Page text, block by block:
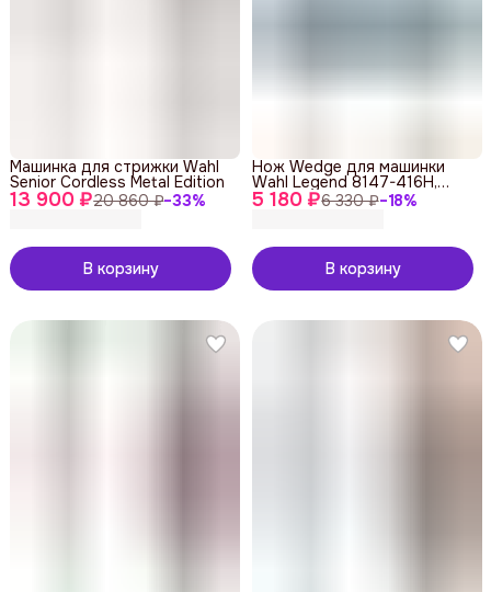
13 900 ₽20 860 ₽−33%
Машинка для стрижки Wahl
Senior Cordless Metal Edition
В корзину
5 180 ₽6 330 ₽−18%
Нож Wedge для машинки
Wahl Legend 8147-416H,
2228-416
В корзину